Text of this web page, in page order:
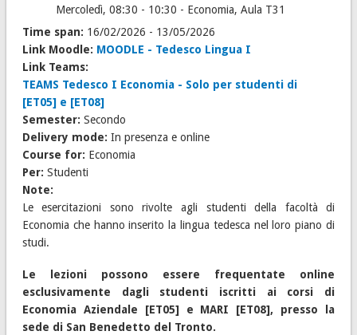
Mercoledì, 08:30 - 10:30 - Economia, Aula T31
Time span: 16/02/2026 - 13/05/2026
Link Moodle: MOODLE - Tedesco Lingua I
Link Teams:
TEAMS Tedesco I Economia - Solo per studenti di
[ET05] e [ET08]
Semester: Secondo
Delivery mode: In presenza e online
Course for: Economia
Per: Studenti
Note:
Le esercitazioni sono rivolte agli studenti della facoltà di
Economia che hanno inserito la lingua tedesca nel loro piano di
studi.
Le lezioni possono essere frequentate online
esclusivamente dagli studenti iscritti ai corsi di
Economia Aziendale [ET05] e MARI [ET08], presso la
sede di San Benedetto del Tronto.